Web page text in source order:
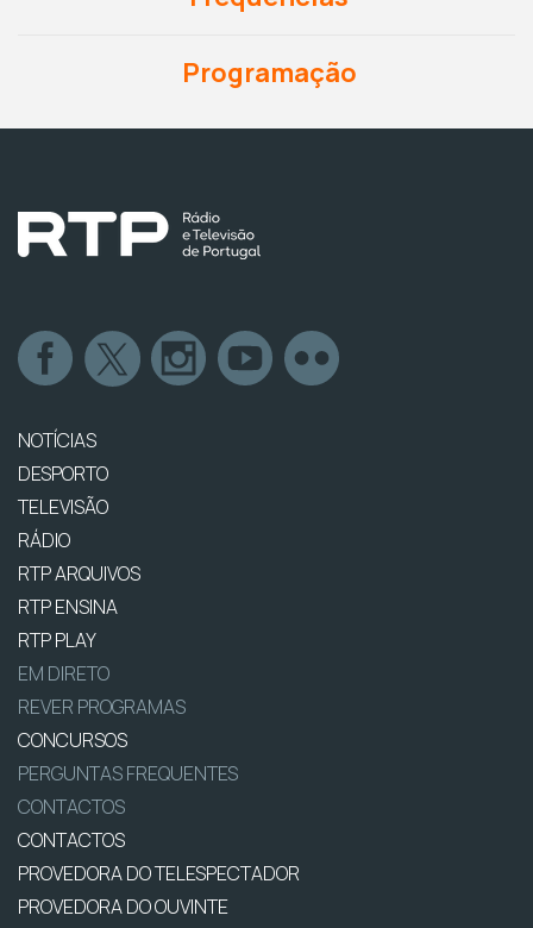
Programação
NOTÍCIAS
DESPORTO
TELEVISÃO
RÁDIO
RTP ARQUIVOS
RTP ENSINA
RTP PLAY
EM DIRETO
REVER PROGRAMAS
CONCURSOS
PERGUNTAS FREQUENTES
CONTACTOS
CONTACTOS
PROVEDORA DO TELESPECTADOR
PROVEDORA DO OUVINTE